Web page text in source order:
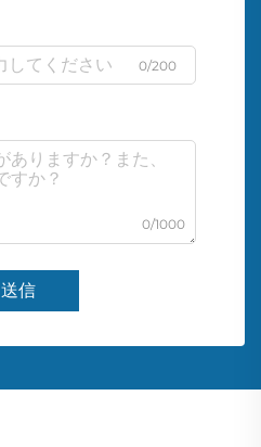
0/200
0/1000
送信